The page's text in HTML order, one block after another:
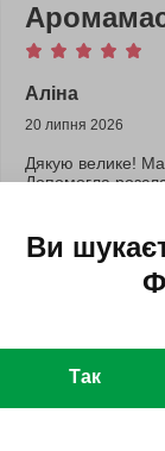
Аліна
20 липня 2026
Дякую велике!
Допомогла
Ви
Так